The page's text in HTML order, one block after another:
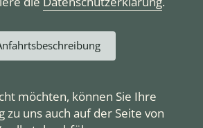
möchten, können Sie Ihre
zu uns auch auf der Seite von